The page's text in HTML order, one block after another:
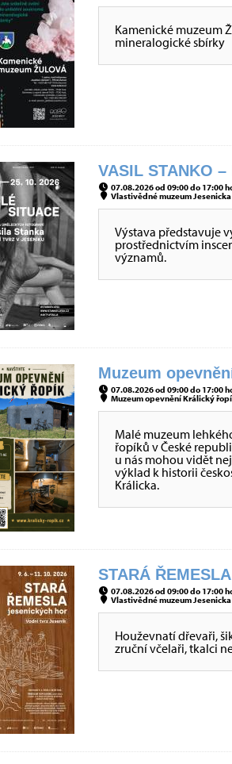
Kamenické muzeum
mineralogické sbírky
VASIL STANKO
07.08.2026 od 09:00 do 17:00
Vlastivědné muzeum
Výstava představuje
prostřednictvím
významů.
Muzeum
07.08.2026 od 09:00 do 17:00
Muzeum opevnění Králický
Malé muzeum
řopíků v České
u nás mohou vidět
výklad k historii
Králicka.
STARÁ
07.08.2026 od 09:00 do 17:00
Vlastivědné muzeum
Houževnatí dřevaři,
zruční včelaři, tkalci